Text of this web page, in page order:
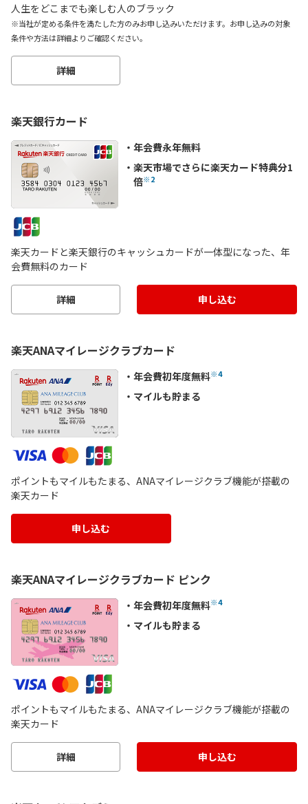
人生をどこまでも楽しむ人のブラック
※当社が定める条件を満たした方のみお申し込みいただけます。お申し込みの対象
条件や方法は詳細よりご確認ください。
詳細
楽天銀行カード
年会費永年無料
楽天市場でさらに楽天カード特典分1
倍※2
楽天カードと楽天銀行のキャッシュカードが一体型になった、年
会費無料のカード
詳細 申し込む
楽天ANAマイレージクラブカード
年会費初年度無料※4
マイルも貯まる
ポイントもマイルもたまる、ANAマイレージクラブ機能が搭載の
楽天カード
申し込む
楽天ANAマイレージクラブカード ピンク
年会費初年度無料※4
マイルも貯まる
ポイントもマイルもたまる、ANAマイレージクラブ機能が搭載の
楽天カード
詳細 申し込む